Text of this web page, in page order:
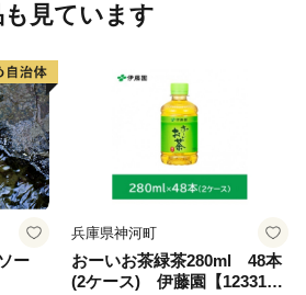
見ています
ー
兵庫県神河町
おーいお茶緑茶280ml 48本
(2ケース) 伊藤園【123317